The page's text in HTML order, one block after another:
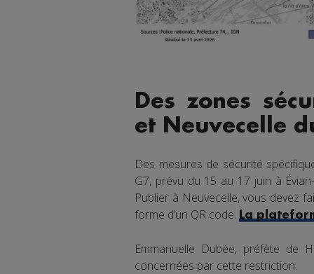
Des zones
et Neuvecelle
Des mesures de sécurité
G7, prévu du 15 au 17 juin à
Publier à Neuvecelle, vous devez
forme d’un QR code. La
Emmanuelle Dubée, préfète de
concernées par cette restriction.